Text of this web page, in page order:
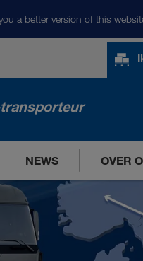
a better version of this
NEWS OVER